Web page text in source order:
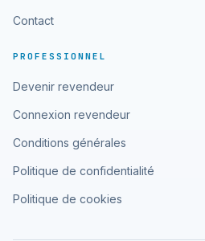
Contact
PROFESSIONNEL
Devenir revendeur
Connexion revendeur
Conditions générales
Politique de confidentialité
Politique de cookies